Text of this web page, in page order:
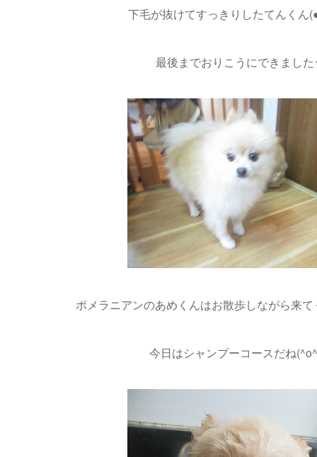
下毛が抜けてすっきりしたてんくん
最後までおりこうにできまし
ポメラニアンのあめくんはお散歩しながら来
今日はシャンプーコースだね